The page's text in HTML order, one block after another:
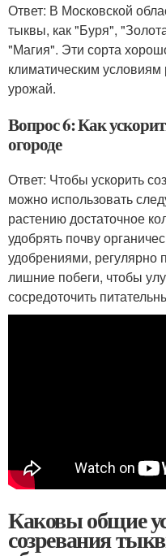
Ответ: В Московской
тыквы, как "Буря",
"Магия". Эти сорта
климатическим
урожай.
Вопрос 6: Как
огороде
Ответ: Чтобы ускорить
можно использовать
растению достаточное
удобрять почву
удобрениями, регулярно
лишние побеги, чтобы
сосредоточить
Каковы общие
созревания